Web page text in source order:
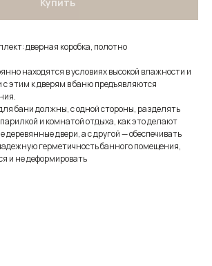
дверная коробка, полотно
находятся в условиях высокой влажности и
с этим к дверям в баню предъявляются
бани должны, с одной стороны, разделять
и комнатой отдыха, как это делают
двери, а с другой — обеспечивать
герметичность банного помещения,
и не деформировать